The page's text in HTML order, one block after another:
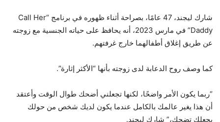
شارك ليجند، 47 عامًا، بصراحة أثناء ظهوره في برنامج “Call Her
Daddy” في مارس 2023، أنه يحافظ على حياته الجنسية مع زوجته
عن طريق إغلاق أطفالهما خارج غرفتهم.
كما وصف روح الدعابة لدى زوجته بأنها “الأكثر إثارة”.
“ربما يكون الأمر واضحًا، لكنها تجعلني أضحك طوال الوقت وأعتقد
أن هذا يغير عالمك بالكامل عندما يكون لديك شخص من حولك
يجعلك تضحك،” شارك ليجند.